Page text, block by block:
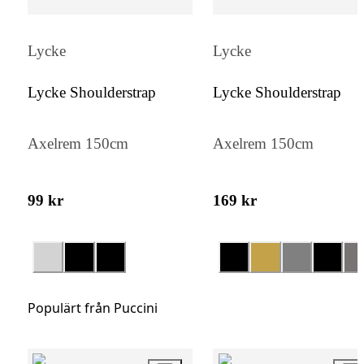
skador vid stötar. Dessutom är det
miljömedvetne konsumenten.
Lycke
Lycke Shoulderstrap
Axelrem 150cm
99 kr
Lycke
Lycke Shoulderstrap
Axelrem 150cm
169 kr
Populärt från Puccini